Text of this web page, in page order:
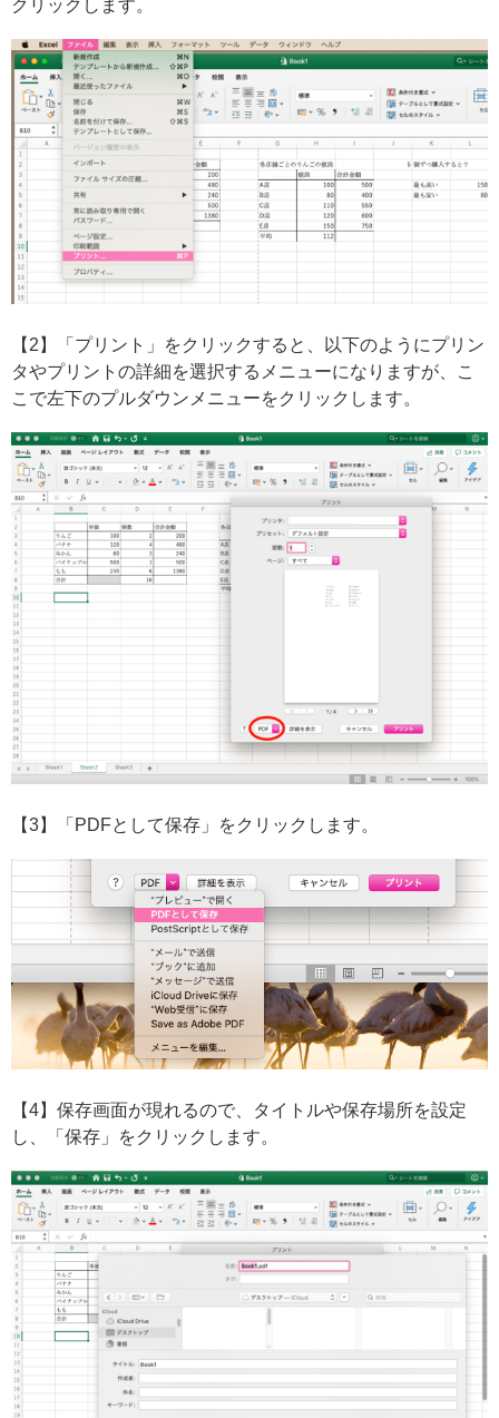
クリックします。
【2】「プリント」をクリックすると、以下のようにプリン
タやプリントの詳細を選択するメニューになりますが、こ
こで左下のプルダウンメニューをクリックします。
【3】「PDFとして保存」をクリックします。
【4】保存画面が現れるので、タイトルや保存場所を設定
し、「保存」をクリックします。